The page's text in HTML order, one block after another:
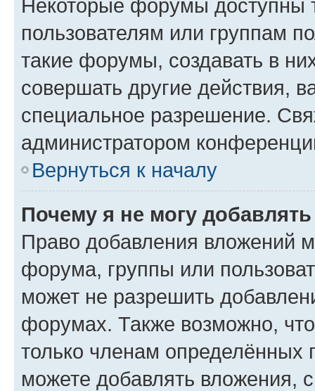
Некоторые форумы доступны
пользователям или группам
такие форумы, создавать в
совершать другие действия,
специальное разрешение.
администратором
Вернуться к началу
Почему я не могу
Право добавления вложений
форума, группы или
может не разрешить
форумах. Также возможно,
только членам определённых
можете добавлять вложения,